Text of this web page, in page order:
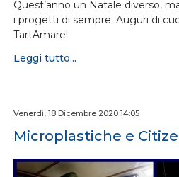
Quest’anno un Natale diverso,
i progetti di sempre. Auguri di
TartAmare!
Leggi tutto...
Venerdì, 18 Dicembre 2020 14:05
Microplastiche e